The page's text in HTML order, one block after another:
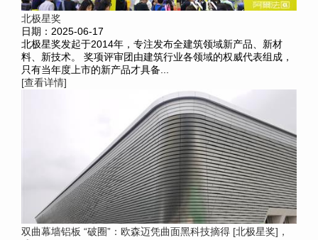
北极星奖
日期：2025-06-17
北极星奖发起于2014年，专注发布全建筑领域新产品、新材
料、新技术。 奖项评审团由建筑行业各领域的权威代表组成，
只有当年度上市的新产品才具备...
[查看详情]
双曲幕墙铝板 “破圈”：欧森迈凭曲面黑科技摘得 [北极星奖]，